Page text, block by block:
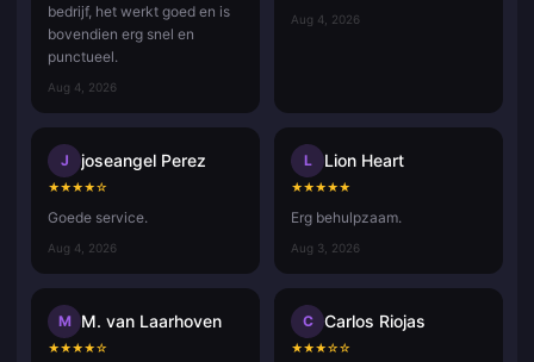
bedrijf, het werkt goed en is
bovendien erg snel en
punctueel.
Aug 4, 2026
Aug 4, 2026
J joseangel Perez
★★★★☆
Goede service.
Aug 4, 2026
L Lion Heart
★★★★★
Erg behulpzaam.
Aug 3, 2026
M M. van Laarhoven
★★★★☆
C Carlos Riojas
★★★☆☆